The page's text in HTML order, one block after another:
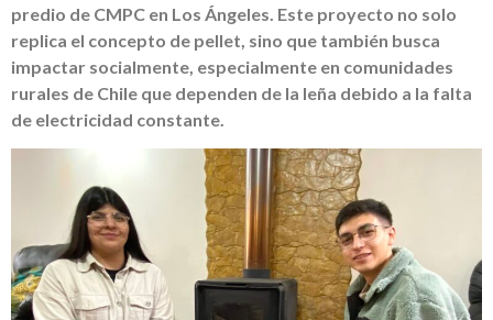
predio de CMPC en Los Ángeles. Este proyecto no solo
replica el concepto de pellet, sino que también busca
impactar socialmente, especialmente en comunidades
rurales de Chile que dependen de la leña debido a la falta
de electricidad constante.